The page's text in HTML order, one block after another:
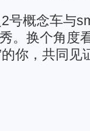
号概念车与
。换个角度
你，共同见